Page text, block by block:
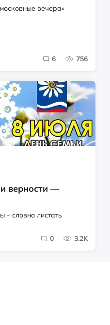
вечера»
6 756
верности —
– словно листать
0 3.2K